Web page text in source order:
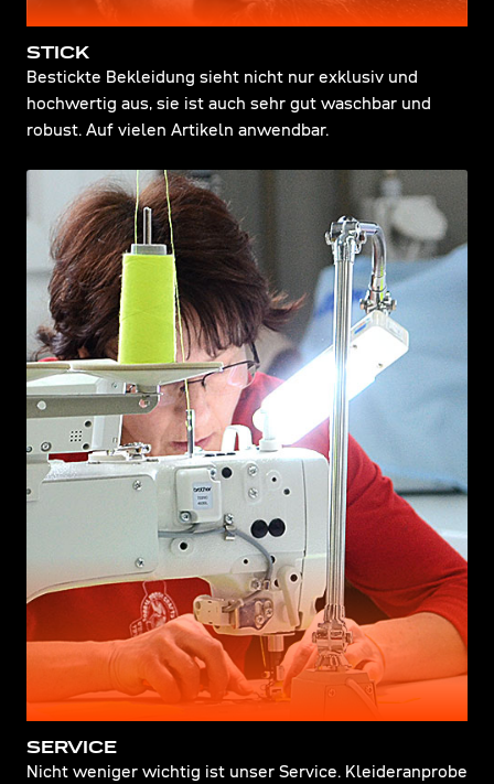
STICK
Bestickte Bekleidung sieht nicht nur exklusiv und
hochwertig aus, sie ist auch sehr gut waschbar und
robust. Auf vielen Artikeln anwendbar.
SERVICE
Nicht weniger wichtig ist unser Service. Kleideranprobe